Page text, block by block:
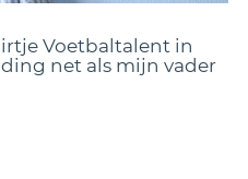
Voetbaltalent in
net als mijn vader